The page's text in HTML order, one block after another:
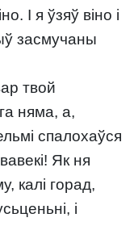
І я ўзяў віно і
засмучаны
твой
няма, а,
спалохаўся
Як ня
калі горад,
і